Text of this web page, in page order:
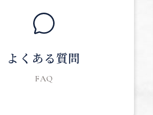
よくある質問
FAQ